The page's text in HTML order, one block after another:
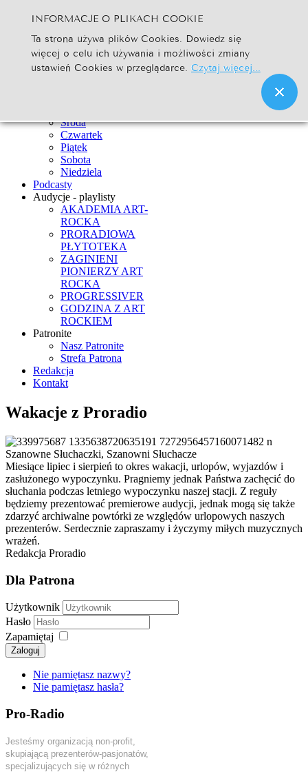
Szukaj... Go
Strona Główna
Newsy
Środa
Czwartek
Piątek
Sobota
Niedziela
Podcasty
Audycje - playlisty
AKADEMIA ART-
ROCKA
PRORADIOWA
PŁYTOTEKA
ZAGINIENI
PIONIERZY ART
ROCKA
PROGRESSIVER
GODZINA Z ART
ROCKIEM
Patronite
Nasz Patronite
Strefa Patrona
Redakcja
Kontakt
Wakacje z Proradio
Szanowne Słuchaczki, Szanowni Słuchacze
Miesiące lipiec i sierpień to okres wakacji, urlopów, wyjazdów i
zasłużonego wypoczynku. Pragniemy jednak Państwa zachęcić do
słuchania podczas letniego wypoczynku naszej stacji. Z reguły
będziemy prezentować premierowe audycji, jednak mogą się także
zdarzyć archiwalne powtórki ze względów urlopowych naszych
prezenterów. Serdecznie zapraszamy i życzymy miłych muzycznych
wrażeń.
Redakcja Proradio
Dla Patrona
Użytkownik
Hasło
Zapamiętaj
Zaloguj
Nie pamiętasz nazwy?
Nie pamiętasz hasła?
Pro-Radio
Jesteśmy organizacją non-profit,
skupiającą prezenterów-pasjonatów,
specjalizujących się w różnych
INFORMACJE O PLIKACH COOKIE
Ta strona używa plików Cookies. Dowiedz się
więcej o celu ich używania i możliwości zmiany
ustawień Cookies w przeglądarce. Czytaj więcej...